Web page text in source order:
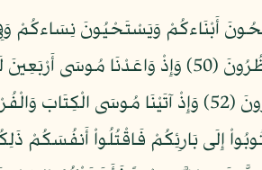
فَرَقْنَا بِكُمُ الْبَحْرَ فَأَنجَيْنَاكُمْ وَأَغْرَقْنَا آلَ فِرْعَوْنَ
إِلَى بَارِئِكُمْ فَاقْتُلُواْ أَنفُسَكُمْ